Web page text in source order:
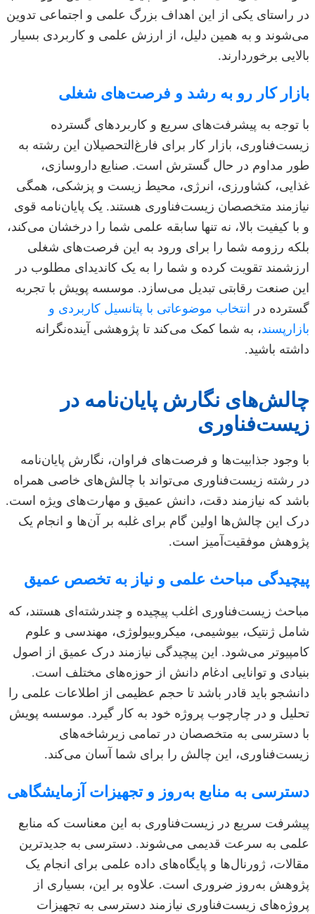
در راستای یکی از این اهداف بزرگ علمی و اجتماعی تدوین
می‌شوند و به همین دلیل، از ارزش علمی و کاربردی بسیار
بالایی برخوردارند.
بازار کار رو به رشد و فرصت‌های شغلی
با توجه به پیشرفت‌های سریع و کاربردهای گسترده
زیست‌فناوری، بازار کار برای فارغ‌التحصیلان این رشته به
طور مداوم در حال گسترش است. صنایع داروسازی،
غذایی، کشاورزی، انرژی، محیط زیست و پزشکی، همگی
نیازمند متخصصان زیست‌فناوری هستند. یک پایان‌نامه قوی
و با کیفیت بالا، نه تنها سابقه علمی شما را درخشان می‌کند،
بلکه رزومه شما را برای ورود به این فرصت‌های شغلی
ارزشمند تقویت کرده و شما را به یک کاندیدای مطلوب در
این صنعت رقابتی تبدیل می‌سازد. موسسه پویش با تجربه
گسترده در
انتخاب موضوعاتی با پتانسیل کاربردی و
بازارپسند، به شما کمک می‌کند تا پژوهشی آینده‌نگرانه
داشته باشید.
چالش‌های نگارش پایان‌نامه در
زیست‌فناوری
با وجود جذابیت‌ها و فرصت‌های فراوان، نگارش پایان‌نامه
در رشته زیست‌فناوری می‌تواند با چالش‌های خاصی همراه
باشد که نیازمند دقت، دانش عمیق و مهارت‌های ویژه است.
درک این چالش‌ها اولین گام برای غلبه بر آن‌ها و انجام یک
پژوهش موفقیت‌آمیز است.
پیچیدگی مباحث علمی و نیاز به تخصص عمیق
مباحث زیست‌فناوری اغلب پیچیده و چندرشته‌ای هستند، که
شامل ژنتیک، بیوشیمی، میکروبیولوژی، مهندسی و علوم
کامپیوتر می‌شود. این پیچیدگی نیازمند درک عمیق از اصول
بنیادی و توانایی ادغام دانش از حوزه‌های مختلف است.
دانشجو باید قادر باشد تا حجم عظیمی از اطلاعات علمی را
تحلیل و در چارچوب پروژه خود به کار گیرد. موسسه پویش
با دسترسی به متخصصان در تمامی زیرشاخه‌های
زیست‌فناوری، این چالش را برای شما آسان می‌کند.
دسترسی به منابع به‌روز و تجهیزات آزمایشگاهی
پیشرفت سریع در زیست‌فناوری به این معناست که منابع
علمی به سرعت قدیمی می‌شوند. دسترسی به جدیدترین
مقالات، ژورنال‌ها و پایگاه‌های داده علمی برای انجام یک
پژوهش به‌روز ضروری است. علاوه بر این، بسیاری از
پروژه‌های زیست‌فناوری نیازمند دسترسی به تجهیزات